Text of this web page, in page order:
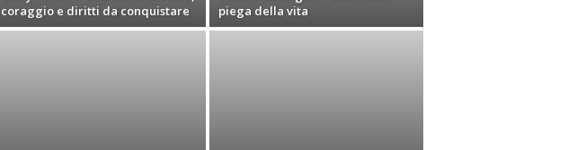
coraggio e diritti da conquistare
piega della vita